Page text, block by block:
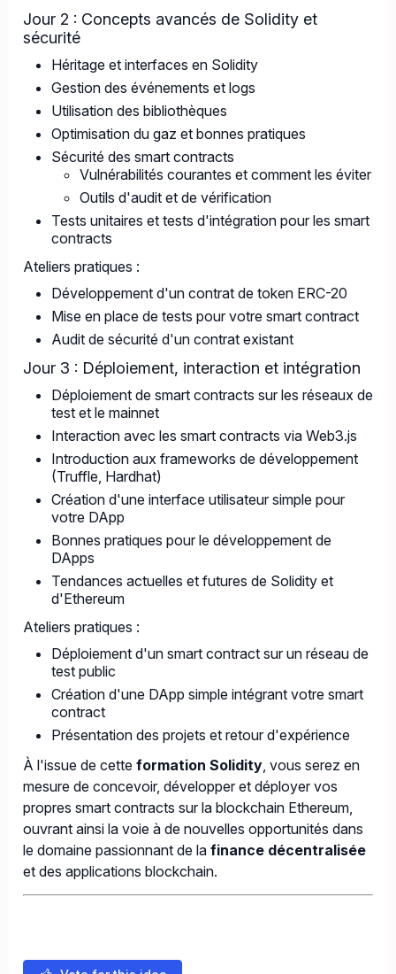
Jour 2 : Concepts avancés de Solidity et
sécurité
Héritage et interfaces en Solidity
Gestion des événements et logs
Utilisation des bibliothèques
Optimisation du gaz et bonnes pratiques
Sécurité des smart contracts
Vulnérabilités courantes et comment les éviter
Outils d'audit et de vérification
Tests unitaires et tests d'intégration pour les smart
contracts
Ateliers pratiques :
Développement d'un contrat de token ERC-20
Mise en place de tests pour votre smart contract
Audit de sécurité d'un contrat existant
Jour 3 : Déploiement, interaction et intégration
Déploiement de smart contracts sur les réseaux de
test et le mainnet
Interaction avec les smart contracts via Web3.js
Introduction aux frameworks de développement
(Truffle, Hardhat)
Création d'une interface utilisateur simple pour
votre DApp
Bonnes pratiques pour le développement de
DApps
Tendances actuelles et futures de Solidity et
d'Ethereum
Ateliers pratiques :
Déploiement d'un smart contract sur un réseau de
test public
Création d'une DApp simple intégrant votre smart
contract
Présentation des projets et retour d'expérience
À l'issue de cette formation Solidity, vous serez en
mesure de concevoir, développer et déployer vos
propres smart contracts sur la blockchain Ethereum,
ouvrant ainsi la voie à de nouvelles opportunités dans
le domaine passionnant de la finance décentralisée
et des applications blockchain.